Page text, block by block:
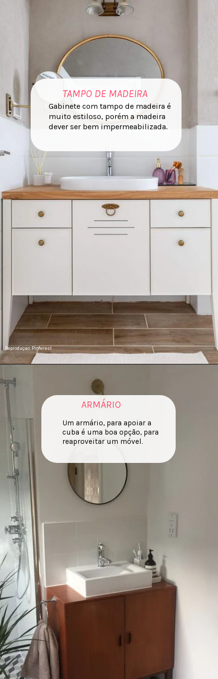
TAMPO DE MADEIRA
Gabinete com tampo de madeira é
muito estiloso, porém a madeira
dever ser bem impermeabilizada.
Reproduçao: Pinterest
ARMÁRIO
Um armário, para apoiar a
cuba é uma boa opção, para
reaproveitar um móvel.